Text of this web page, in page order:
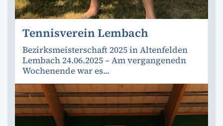
Tennisverein Lembach
Bezirksmeisterschaft 2025 in Altenfelden
Lembach 24.06.2025 – Am vergangenedn
Wochenende war es...